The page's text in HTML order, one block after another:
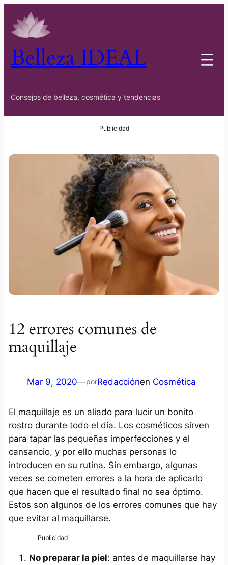
Belleza IDEAL
Consejos de belleza, cosmética y tendencias
12 errores comunes de
maquillaje
Mar 9, 2020—porRedacciónen Cosmética
El maquillaje es un aliado para lucir un bonito
rostro durante todo el día. Los cosméticos sirven
para tapar las pequeñas imperfecciones y el
cansancio, y por ello muchas personas lo
introducen en su rutina. Sin embargo, algunas
veces se cometen errores a la hora de aplicarlo
que hacen que el resultado final no sea óptimo.
Estos son algunos de los errores comunes que hay
que evitar al maquillarse.
No preparar la piel: antes de maquillarse hay